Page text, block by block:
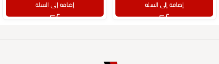
إضافة إلى السلة إضافة إلى السلة